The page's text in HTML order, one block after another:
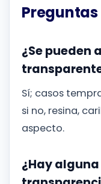
¿Se pueden
Sí; casos
si no, resina,
aspecto.
¿Hay